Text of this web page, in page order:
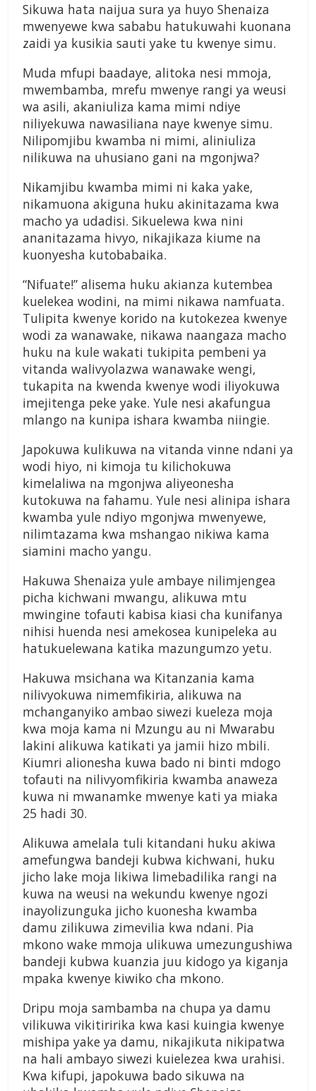
Sikuwa hata naijua sura ya huyo Shenaiza
mwenyewe kwa sababu hatukuwahi kuonana
zaidi ya kusikia sauti yake tu kwenye simu.
Muda mfupi baadaye, alitoka nesi mmoja,
mwembamba, mrefu mwenye rangi ya weusi
wa asili, akaniuliza kama mimi ndiye
niliyekuwa nawasiliana naye kwenye simu.
Nilipomjibu kwamba ni mimi, aliniuliza
nilikuwa na uhusiano gani na mgonjwa?
Nikamjibu kwamba mimi ni kaka yake,
nikamuona akiguna huku akinitazama kwa
macho ya udadisi. Sikuelewa kwa nini
ananitazama hivyo, nikajikaza kiume na
kuonyesha kutobabaika.
“Nifuate!” alisema huku akianza kutembea
kuelekea wodini, na mimi nikawa namfuata.
Tulipita kwenye korido na kutokezea kwenye
wodi za wanawake, nikawa naangaza macho
huku na kule wakati tukipita pembeni ya
vitanda walivyolazwa wanawake wengi,
tukapita na kwenda kwenye wodi iliyokuwa
imejitenga peke yake. Yule nesi akafungua
mlango na kunipa ishara kwamba niingie.
Japokuwa kulikuwa na vitanda vinne ndani ya
wodi hiyo, ni kimoja tu kilichokuwa
kimelaliwa na mgonjwa aliyeonesha
kutokuwa na fahamu. Yule nesi alinipa ishara
kwamba yule ndiyo mgonjwa mwenyewe,
nilimtazama kwa mshangao nikiwa kama
siamini macho yangu.
Hakuwa Shenaiza yule ambaye nilimjengea
picha kichwani mwangu, alikuwa mtu
mwingine tofauti kabisa kiasi cha kunifanya
nihisi huenda nesi amekosea kunipeleka au
hatukuelewana katika mazungumzo yetu.
Hakuwa msichana wa Kitanzania kama
nilivyokuwa nimemfikiria, alikuwa na
mchanganyiko ambao siwezi kueleza moja
kwa moja kama ni Mzungu au ni Mwarabu
lakini alikuwa katikati ya jamii hizo mbili.
Kiumri alionesha kuwa bado ni binti mdogo
tofauti na nilivyomfikiria kwamba anaweza
kuwa ni mwanamke mwenye kati ya miaka
25 hadi 30.
Alikuwa amelala tuli kitandani huku akiwa
amefungwa bandeji kubwa kichwani, huku
jicho lake moja likiwa limebadilika rangi na
kuwa na weusi na wekundu kwenye ngozi
inayolizunguka jicho kuonesha kwamba
damu zilikuwa zimevilia kwa ndani. Pia
mkono wake mmoja ulikuwa umezungushiwa
bandeji kubwa kuanzia juu kidogo ya kiganja
mpaka kwenye kiwiko cha mkono.
Dripu moja sambamba na chupa ya damu
vilikuwa vikitiririka kwa kasi kuingia kwenye
mishipa yake ya damu, nikajikuta nikipatwa
na hali ambayo siwezi kuielezea kwa urahisi.
Kwa kifupi, japokuwa bado sikuwa na